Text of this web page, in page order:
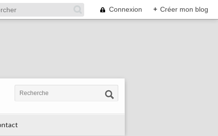
Connexion + Créer mon blog